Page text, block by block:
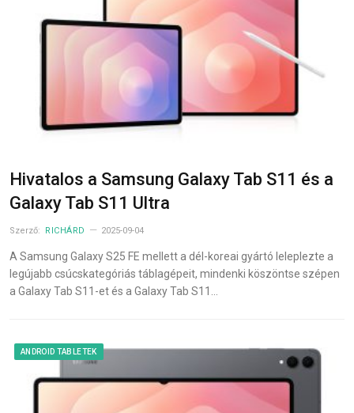
Hivatalos a Samsung Galaxy Tab S11 és a
Galaxy Tab S11 Ultra
Szerző: RICHÁRD 2025-09-04
A Samsung Galaxy S25 FE mellett a dél-koreai gyártó leleplezte a
legújabb csúcskategóriás táblagépeit, mindenki köszöntse szépen
a Galaxy Tab S11-et és a Galaxy Tab S11…
ANDROID TABLETEK